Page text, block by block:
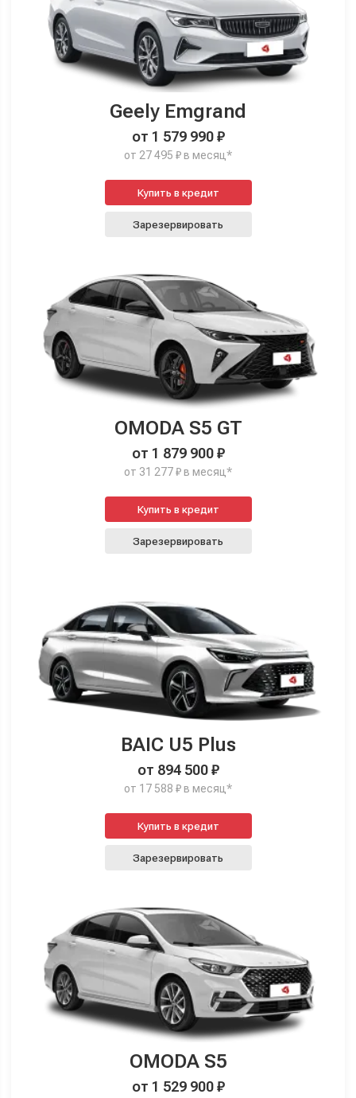
Geely Emgrand
от 1 579 990 ₽
от 27 495 ₽ в месяц*
Купить в кредит
Зарезервировать
OMODA S5 GT
от 1 879 900 ₽
от 31 277 ₽ в месяц*
Купить в кредит
Зарезервировать
BAIC U5 Plus
от 894 500 ₽
от 17 588 ₽ в месяц*
Купить в кредит
Зарезервировать
OMODA S5
от 1 529 900 ₽